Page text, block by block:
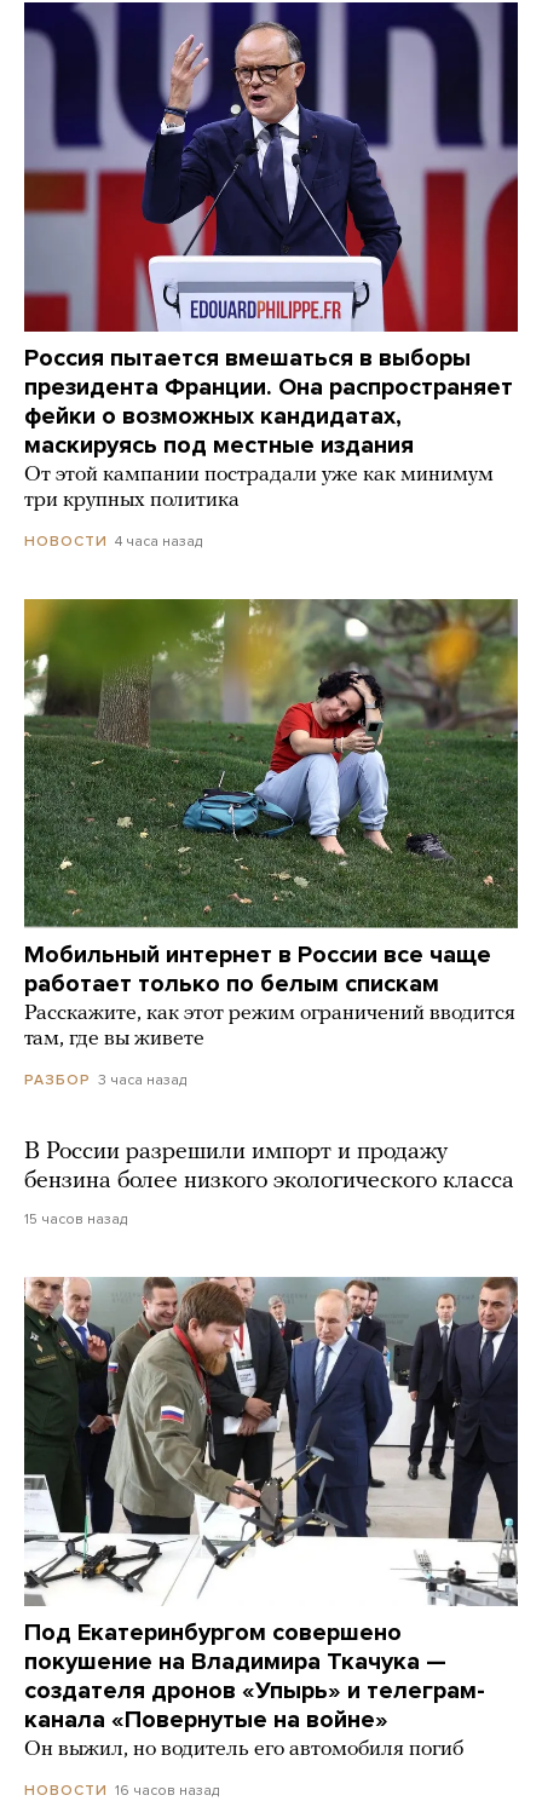
Россия пытается вмешаться в выборы
президента Франции. Она распространяет
фейки о возможных кандидатах,
маскируясь под местные издания
От этой кампании пострадали уже как минимум
три крупных политика
НОВОСТИ 4 часа назад
Мобильный интернет в России все чаще
работает только по белым спискам
Расскажите, как этот режим ограничений вводится
там, где вы живете
РАЗБОР 3 часа назад
В России разрешили импорт и продажу
бензина более низкого экологического класса
15 часов назад
Под Екатеринбургом совершено
покушение на Владимира Ткачука —
создателя дронов «Упырь» и телеграм-
канала «Повернутые на войне»
Он выжил, но водитель его автомобиля погиб
НОВОСТИ 16 часов назад